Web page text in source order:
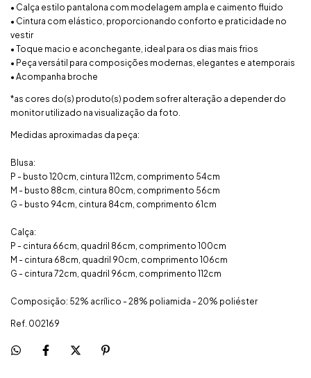
• Calça estilo pantalona com modelagem ampla e caimento fluido
• Cintura com elástico, proporcionando conforto e praticidade no
vestir
• Toque macio e aconchegante, ideal para os dias mais frios
• Peça versátil para composições modernas, elegantes e atemporais
• Acompanha broche
*as cores do(s) produto(s) podem sofrer alteração a depender do
monitor utilizado na visualização da foto.
Medidas aproximadas da peça:
Blusa:
P - busto 120cm, cintura 112cm, comprimento 54cm
M - busto 88cm, cintura 80cm, comprimento 56cm
G - busto 94cm, cintura 84cm, comprimento 61cm
Calça:
P - cintura 66cm, quadril 86cm, comprimento 100cm
M - cintura 68cm, quadril 90cm, comprimento 106cm
G - cintura 72cm, quadril 96cm, comprimento 112cm
Composição: 52% acrílico - 28% poliamida - 20% poliéster
Ref. 002169